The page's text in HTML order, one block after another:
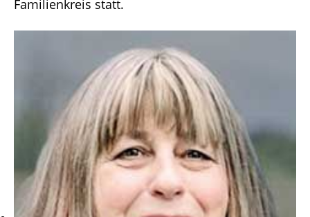
Familienkreis statt.